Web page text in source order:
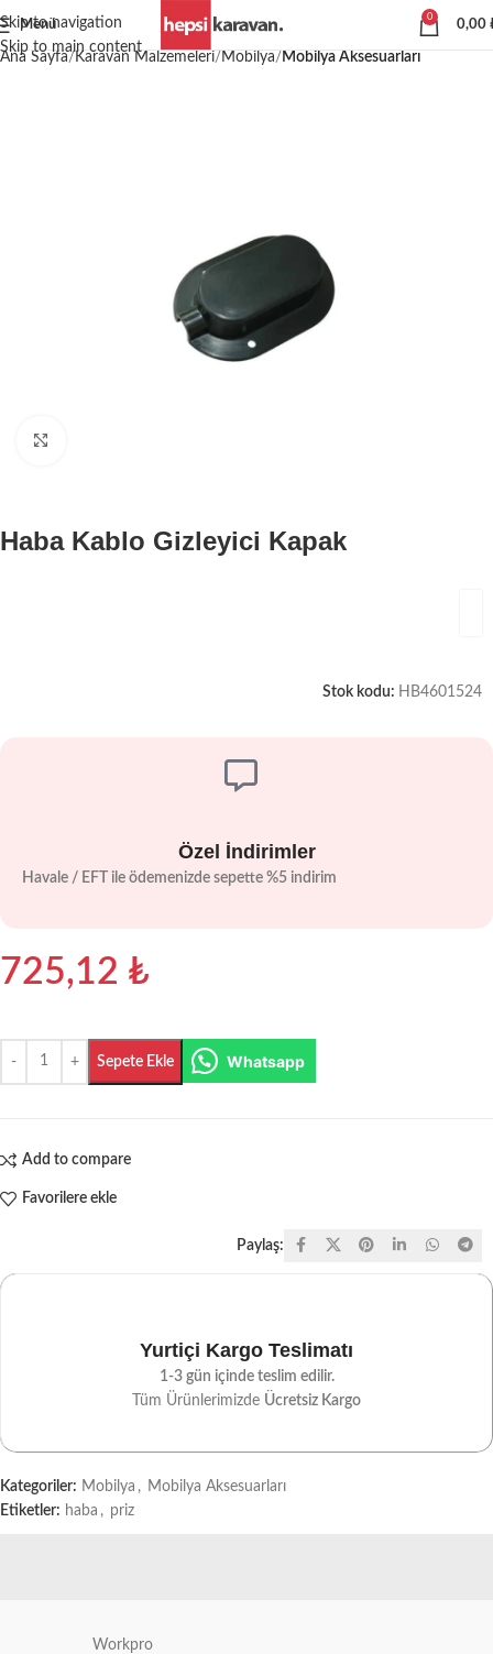
Skip to navigation
Skip to main content
Menü
0
0,00
Ana Sayfa Karavan Malzemeleri Mobilya Mobilya Aksesuarları
Haba Kablo Gizleyici Kapak
Stok kodu: HB4601524
Özel İndirimler
Havale / EFT ile ödemenizde sepette %5 indirim
725,12 ₺
Sepete Ekle Whatsapp
Add to compare
Favorilere ekle
Paylaş:
Yurtiçi Kargo Teslimatı
1-3 gün içinde teslim edilir.
Tüm Ürünlerimizde Ücretsiz Kargo
Kategoriler: Mobilya , Mobilya Aksesuarları
Etiketler: haba , priz
Workpro